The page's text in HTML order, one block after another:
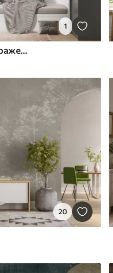
1
Карта світу для дітей із зображеннями тварин, літаків та повітряних куль. Англійська мова. Зелений колір.
20